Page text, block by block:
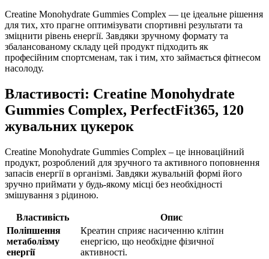
Creatine Monohydrate Gummies Complex — це ідеальне рішення
для тих, хто прагне оптимізувати спортивні результати та
зміцнити рівень енергії. Завдяки зручному формату та
збалансованому складу цей продукт підходить як
професійним спортсменам, так і тим, хто займається фітнесом
насолоду.
Властивості: Creatine Monohydrate
Gummies Complex, PerfectFit365, 120
жувальних цукерок
Creatine Monohydrate Gummies Complex – це інноваційний
продукт, розроблений для зручного та активного поповнення
запасів енергії в організмі. Завдяки жувальній формі його
зручно приймати у будь-якому місці без необхідності
змішування з рідиною.
Властивість
Опис
Поліпшення
метаболізму
енергії
Креатин сприяє насиченню клітин
енергією, що необхідне фізичної
активності.